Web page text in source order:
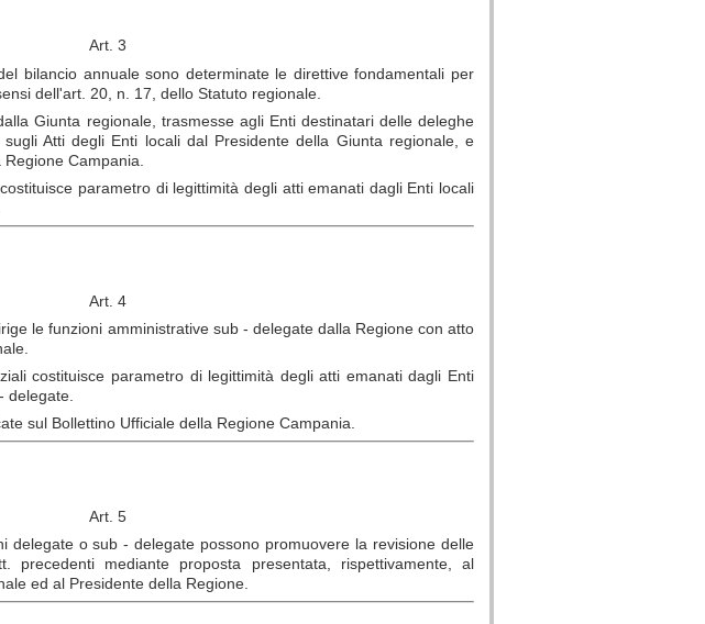
Art. 3
bilancio annuale sono determinate le direttive fondamentali per
dell'art. 20, n. 17, dello Statuto regionale.
Giunta regionale, trasmesse agli Enti destinatari delle deleghe
Atti degli Enti locali dal Presidente della Giunta regionale, e
Campania.
parametro di legittimità degli atti emanati dagli Enti locali
Art. 4
le funzioni amministrative sub - delegate dalla Regione con atto
costituisce parametro di legittimità degli atti emanati dagli Enti
delegate.
sul Bollettino Ufficiale della Regione Campania.
Art. 5
delegate o sub - delegate possono promuovere la revisione delle
precedenti mediante proposta presentata, rispettivamente, al
ed al Presidente della Regione.